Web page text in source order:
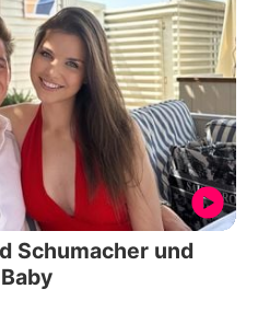
Schumacher und